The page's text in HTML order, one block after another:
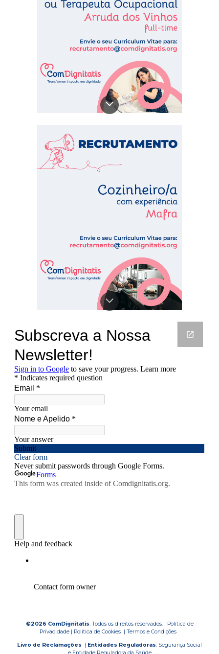
©2026 ComDignitatis. Todos os direitos reservados. | Política de
Privacidade | Política de Cookies | Termos e Condições
Livro de Reclamações | Entidades Reguladoras: Segurança Social
e Entidade Reguladora da Saúde